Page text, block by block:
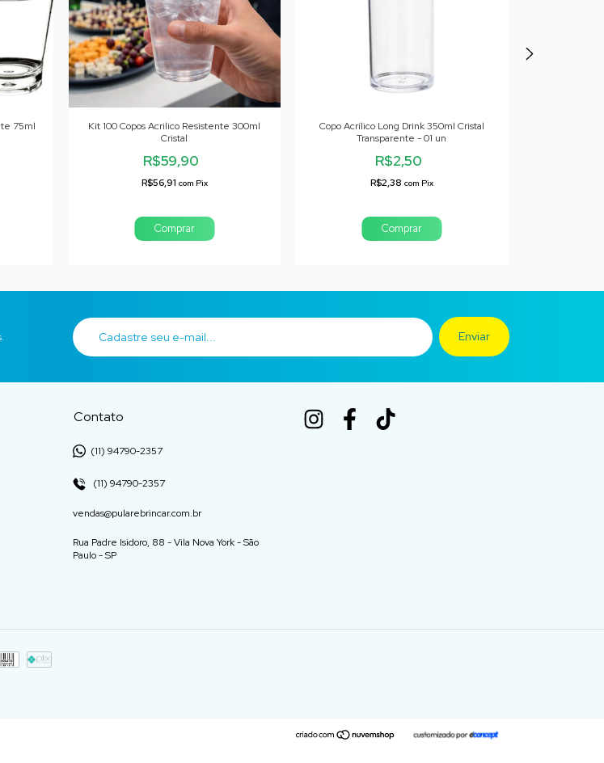
75ml
Kit 100 Copos Acrilico Resistente 300ml
Cristal
R$59,90
R$56,91 com Pix
Copo Acrílico Long Drink 350ml Cristal
Transparente - 01 un
R$2,50
R$2,38 com Pix
Contato
(11) 94790-2357
(11) 94790-2357
vendas@pularebrincar.com.br
Rua Padre Isidoro, 88 - Vila Nova York - São
Paulo - SP